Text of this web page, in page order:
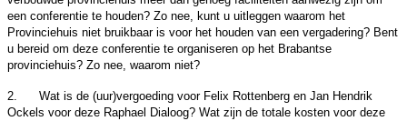
een conferentie te houden? Zo nee, kunt u uitleggen waarom het
Provinciehuis niet bruikbaar is voor het houden van een vergadering? Bent
u bereid om deze conferentie te organiseren op het Brabantse
provinciehuis? Zo nee, waarom niet?
2.
Wat is de (uur)vergoeding voor Felix Rottenberg en Jan Hendrik
Ockels voor deze Raphael Dialoog? Wat zijn de totale kosten voor deze